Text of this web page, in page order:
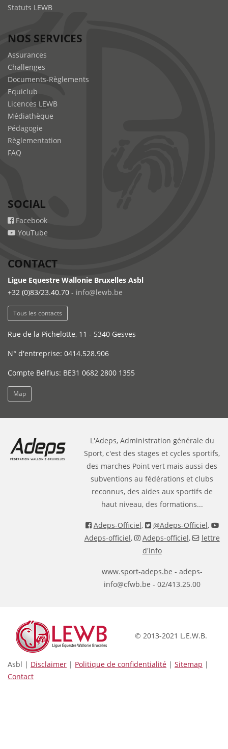
Statuts LEWB
NOS SERVICES
Assurances
Challenges
Documents-Règlements
Equiclub
Licences LEWB
Médiathèque
Pédagogie
Règlementation
FAQ
SOCIAL
Facebook
YouTube
CONTACT
Ligue Equestre Wallonie Bruxelles Asbl
+32 (0)83/23.40.70 - info@lewb.be
Tous les contacts
Rue de la Pichelotte, 11 - 5340 Gesves
N° d'entreprise: 0414.528.906
Compte Belfius: BE31 0682 2800 1355
Map
L'Adeps, Administration générale du
Sport, c'est des stages et cycles sportifs,
des marches Point vert mais aussi des
subventions au fédérations et clubs
reconnus, des aides aux sportifs de
haut niveau, des formations...
Adeps-Officiel, @Adeps-Officiel,
Adeps-officiel, Adeps-officiel,
lettre
d'info
www.sport-adeps.be - adeps-
info@cfwb.be - 02/413.25.00
© 2013-2021 L.E.W.B.
Asbl | Disclaimer | Politique de confidentialité | Sitemap |
Contact